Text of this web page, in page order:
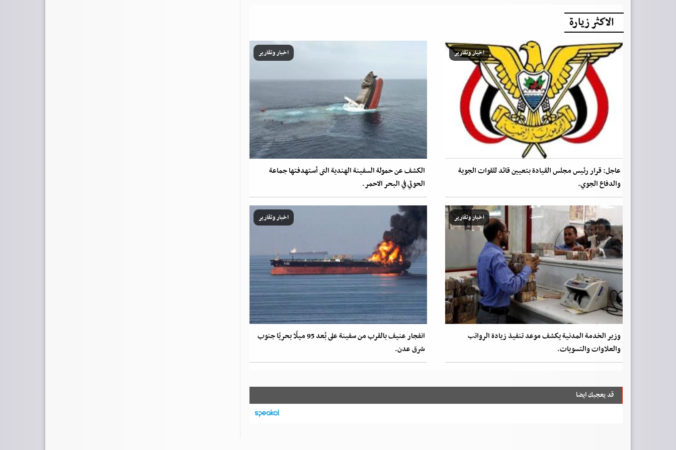
الاكثر زيارة
اخبار وتقارير
عاجل: قرار رئيس مجلس القيادة بتعيين قائد للقوات الجوية
والدفاع الجوي.
اخبار وتقارير
الكشف عن حمولة السفينة الهندية التى أستهدفتها جماعة
الحوثي في البحر الاحمر.
اخبار وتقارير
وزير الخدمة المدنية يكشف موعد تنفيذ زيادة الرواتب
والعلاوات والتسويات.
اخبار وتقارير
انفجار عنيف بالقرب من سفينة على بُعد 95 ميلًا بحريًا جنوب
شرق عدن.
قد يعجبك ايضا